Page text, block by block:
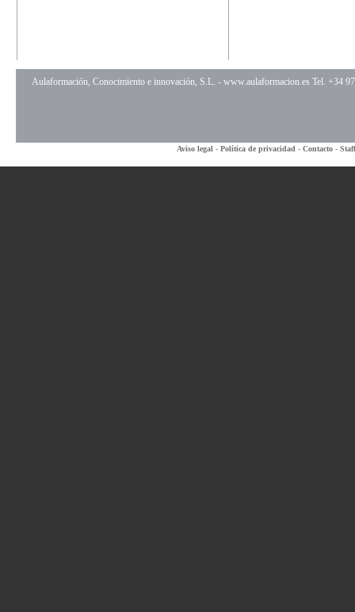
Aulaformación, Conocimiento e innovación, S.L. -www.aulaformacion.es Tel. +34
Aviso legal - Política de privacidad - Contacto - Staff